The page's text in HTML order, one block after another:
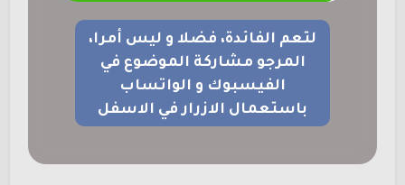
لتعم الفائدة، فضلا و ليس أمرا،
المرجو مشاركة الموضوع في
الفيسبوك و الواتساب
باستعمال الازرار في الاسفل